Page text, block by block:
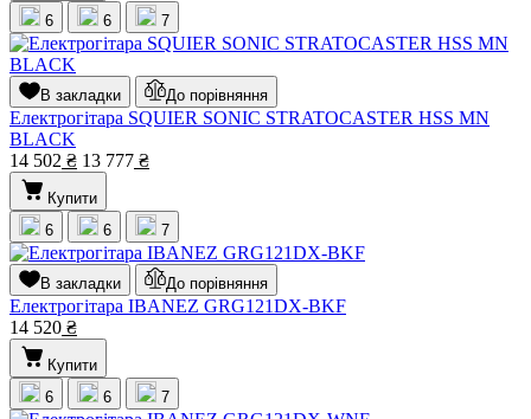
6 6 7
В закладки До порівняння
Електрогітара SQUIER SONIC STRATOCASTER HSS MN
BLACK
14 502 ₴ 13 777 ₴
Купити
6
6 7
В закладки До порівняння
Електрогітара IBANEZ GRG121DX-BKF
14 520 ₴
Купити
6
6 7